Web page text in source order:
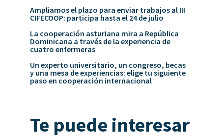
Ampliamos el plazo para enviar trabajos al III
CIFECOOP: participa hasta el 24 de julio
La cooperación asturiana mira a República
Dominicana a través de la experiencia de
cuatro enfermeras
Un experto universitario, un congreso, becas
y una mesa de experiencias: elige tu siguiente
paso en cooperación internacional
Te puede interesar